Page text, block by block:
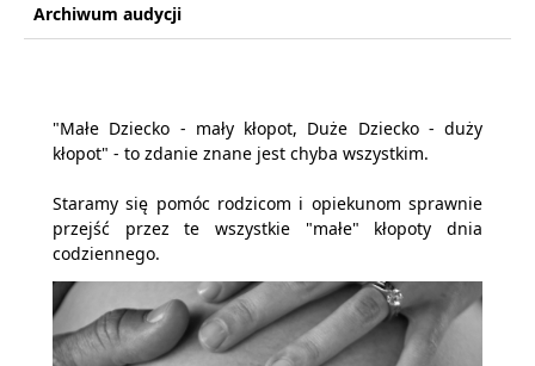
Archiwum audycji
"Małe Dziecko - mały kłopot, Duże Dziecko - duży
kłopot" - to zdanie znane jest chyba wszystkim.
Staramy się pomóc rodzicom i opiekunom sprawnie
przejść przez te wszystkie "małe" kłopoty dnia
codziennego.